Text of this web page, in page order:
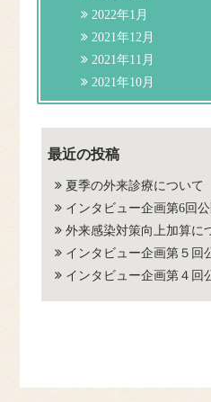
2022年1月
2021年12月
2021年11月
2021年10月
最近の投稿
夏季の外来診療について
インタビュー企画第6回
外来感染対策向上加算に
インタビュー企画第５回
インタビュー企画第４回